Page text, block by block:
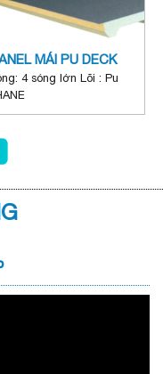
MÁI PU DECK
4 sóng lớn Lõi : Pu